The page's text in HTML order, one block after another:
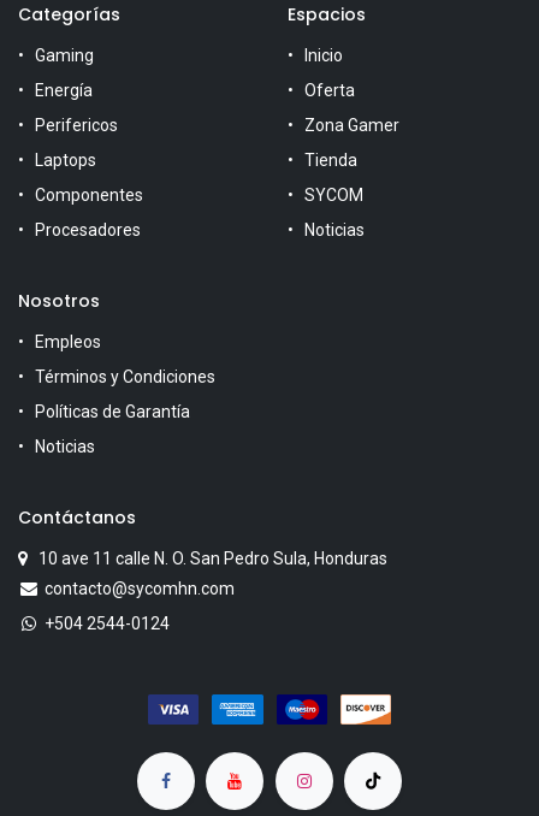
Categorías
Gaming
Energía
Perifericos
Laptops
Componentes
Procesadores
Espacios
Inicio
Oferta
Zona Gamer
Tienda
SYCOM
Noticias
Nosotros
Empleos
Términos y Condiciones
Políticas de Garantía
Noticias
Contáctanos
10 ave 11 calle N. O. San Pedro Sula, Honduras
contacto@sycomhn.com
+504 2544-0124